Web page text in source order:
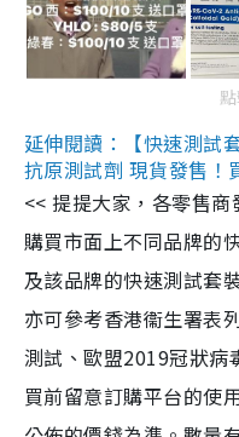
延伸閱讀：【快速測試
抗原測試劑 現貨發售！
<< 提提大家，各零售商
購買市面上不同品牌的
及該品牌的快速測試套
亦可參考香港衞生署表
測試、歐盟2019冠狀病
買前留意訂購平台的使